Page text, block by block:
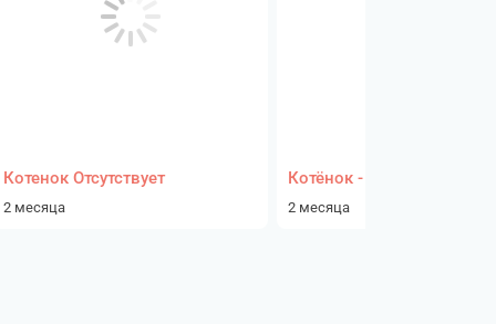
Котенок Отсутствует
2 месяца
Котёнок - девочка
2 месяца